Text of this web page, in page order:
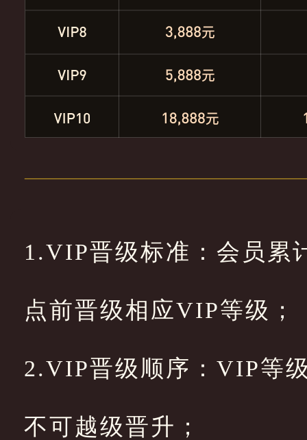
1.VIP晋级标准：会员累
点前晋级相应VIP等
2.VIP晋级顺序：VIP等
不可越级晋升；